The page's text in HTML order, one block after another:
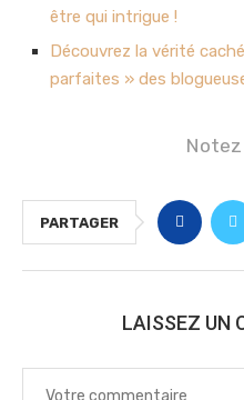
être qui intrigue !
Découvrez la vérité
parfaites » des
PARTAGER
LAISSEZ UN